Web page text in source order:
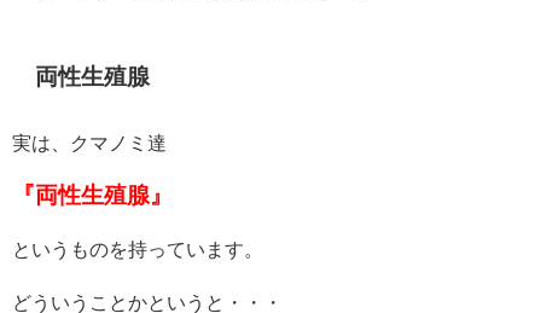
両性生殖腺
実は、クマノミ達
『両性生殖腺』
というものを持っています。
どういうことかというと・・・